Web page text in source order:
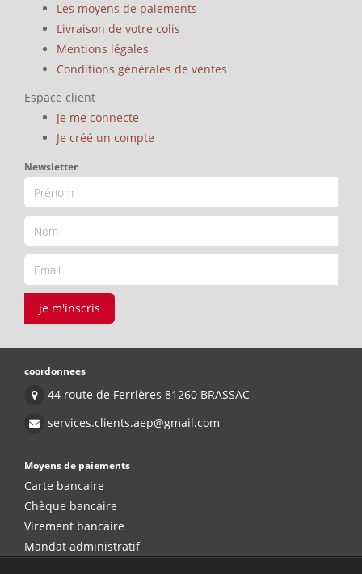
Les moyens de paiements
Livraison de votre colis
Mentions légales
Conditions générales de ventes
Espace client
Je me connecte
Je créé un compte
Newsletter
je m'inscris
coordonnees
44 route de Ferrières 81260 BRASSAC
services.clients.aep@gmail.com
Moyens de paiements
Carte bancaire
Chèque bancaire
Virement bancaire
Mandat administratif